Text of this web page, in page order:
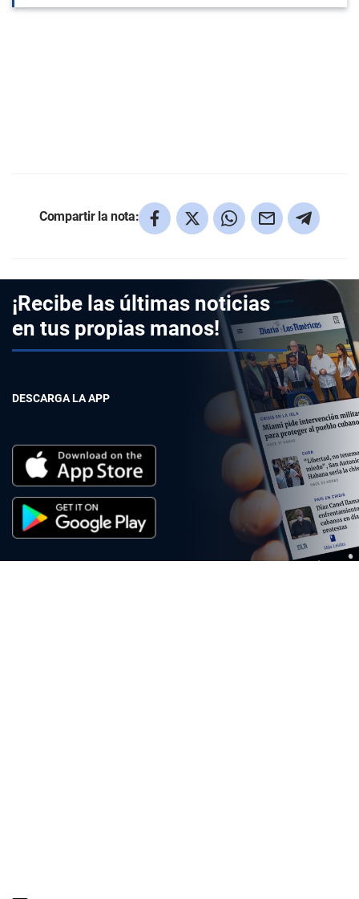
Compartir la nota:
¡Recibe las últimas noticias
en tus propias manos!
DESCARGA LA APP